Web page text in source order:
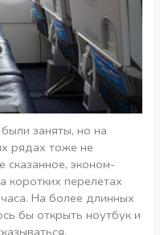
заняты, но на
рядах тоже не
эконом-
коротких перелетах
На более длинных
бы открыть ноутбук и